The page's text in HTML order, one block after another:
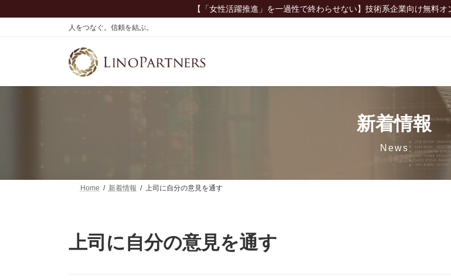
ン
ビ
【「女性活躍推進」を一過性で終わらせない】技術系企業向け無料
人をつなぐ。信頼を結ぶ。
新着情報
News
Home 新着情報 上司に自分の意見を通す
上司に自分の意見を通す